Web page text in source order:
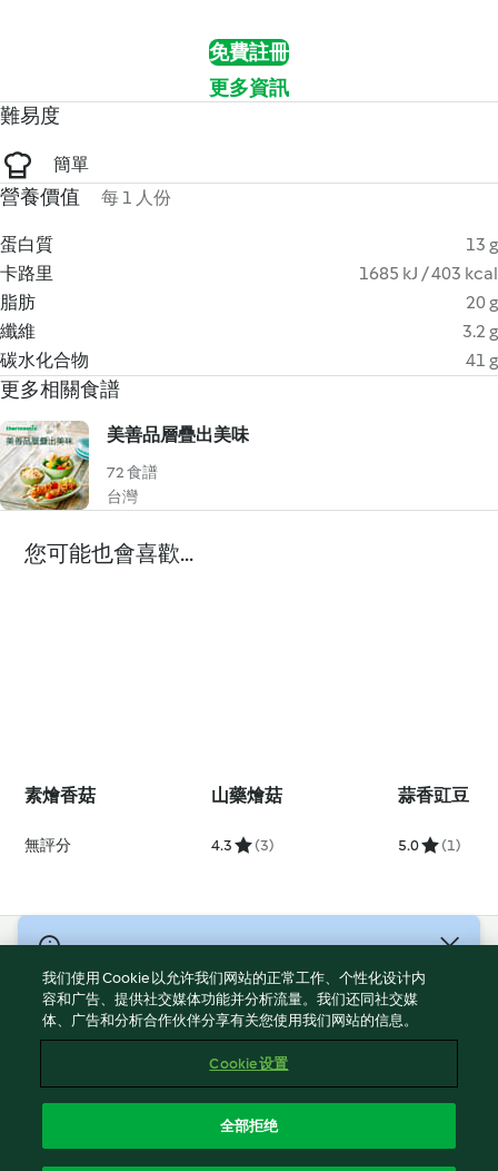
免費註冊
更多資訊
難易度
簡單
營養價值 每 1 人份
蛋白質
13 g
卡路里
1685 kJ / 403 kcal
脂肪
20 g
纖維
3.2 g
碳水化合物
41 g
更多相關食譜
美善品層疊出美味
72 食譜
台灣
您可能也會喜歡...
素燴香菇
無評分
山藥燴菇
4.3 (3)
蒜香豇豆
5.0 (1)
服務條款
隱私權政策
網頁所有權
回報内容
我们使用 Cookie 以允许我们网站的正常工作、个性化设计内
容和广告、提供社交媒体功能并分析流量。我们还同社交媒
体、广告和分析合作伙伴分享有关您使用我们网站的信息。
Cookie 设置
全部拒绝